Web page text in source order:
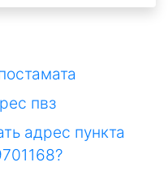
пвз
адрес пункта